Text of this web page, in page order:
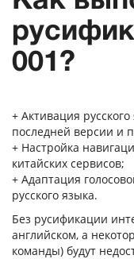
001?
+ Активация
последней версии и
+ Настройка
китайских сервисов;
+ Адаптация
русского языка.
Без русификации
английском, а
команды) будут